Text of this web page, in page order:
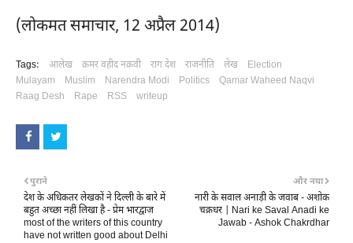
(लोकमत समाचार, 12 अप्रैल 2014)
Tags: आलेख क़मर वहीद नक़वी राग देश राजनीति लेख
Election
Mulayam
Muslim Narendra Modi Politics
Qamar Waheed Naqvi
Raag Desh
Rape RSS writeup
और नया
नारी के सवाल अनाड़ी के जवाब - अशोक
चक्रधर | Nari ke Saval Anadi ke
Jawab - Ashok Chakrdhar
पुराने
देश के अधिकतर लेखकों ने दिल्ली के बारे में
बहुत अच्छा नहीं लिखा है - प्रेम भारद्वाज
most of the writers of this country
have not written good about Delhi